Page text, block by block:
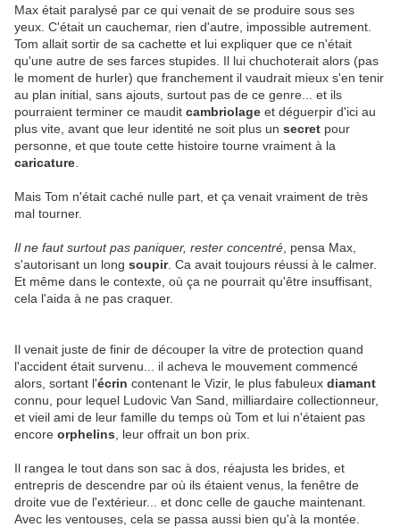
Max était paralysé par ce qui venait de se produire sous ses
yeux. C'était un cauchemar, rien d'autre, impossible autrement.
Tom allait sortir de sa cachette et lui expliquer que ce n'était
qu'une autre de ses farces stupides. Il lui chuchoterait alors (pas
le moment de hurler) que franchement il vaudrait mieux s'en tenir
au plan initial, sans ajouts, surtout pas de ce genre... et ils
pourraient terminer ce maudit cambriolage et déguerpir d'ici au
plus vite, avant que leur identité ne soit plus un secret pour
personne, et que toute cette histoire tourne vraiment à la
caricature
Mais Tom n'était caché nulle part, et ça venait vraiment de très
mal tourner.
Il ne faut surtout pas paniquer, rester concentré , pensa Max,
s'autorisant un long soupir. Ca avait toujours réussi à le calmer.
Et même dans le contexte, où ça ne pourrait qu'être insuffisant,
cela l'aida à ne pas craquer.
Il venait juste de finir de découper la vitre de protection quand
l'accident était survenu... il acheva le mouvement commencé
alors, sortant l'écrin contenant le Vizir, le plus fabuleux diamant
connu, pour lequel Ludovic Van Sand, milliardaire collectionneur,
et vieil ami de leur famille du temps où Tom et lui n'étaient pas
encore orphelins , leur offrait un bon prix.
Il rangea le tout dans son sac à dos, réajusta les brides, et
entrepris de descendre par où ils étaient venus, la fenêtre de
droite vue de l'extérieur... et donc celle de gauche maintenant.
Avec les ventouses, cela se passa aussi bien qu'à la montée.